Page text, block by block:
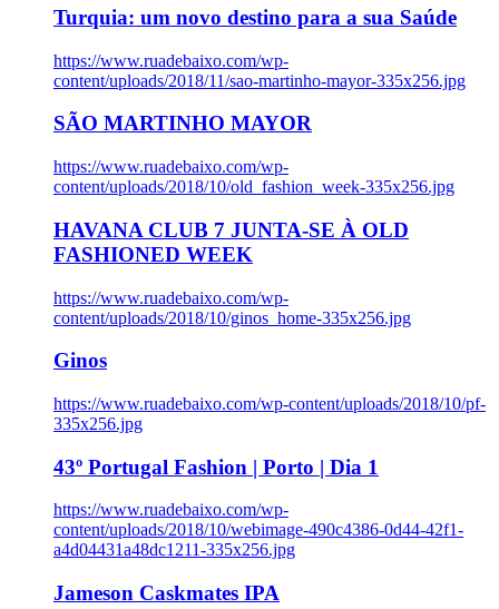
Turquia: um novo destino para a sua Saúde
https://www.ruadebaixo.com/wp-
content/uploads/2018/11/sao-martinho-mayor-335x256.jpg
SÃO MARTINHO MAYOR
https://www.ruadebaixo.com/wp-
content/uploads/2018/10/old_fashion_week-335x256.jpg
HAVANA CLUB 7 JUNTA-SE À OLD
FASHIONED WEEK
https://www.ruadebaixo.com/wp-
content/uploads/2018/10/ginos_home-335x256.jpg
Ginos
https://www.ruadebaixo.com/wp-content/uploads/2018/10/pf-
335x256.jpg
43º Portugal Fashion | Porto | Dia 1
https://www.ruadebaixo.com/wp-
content/uploads/2018/10/webimage-490c4386-0d44-42f1-
a4d04431a48dc1211-335x256.jpg
Jameson Caskmates IPA